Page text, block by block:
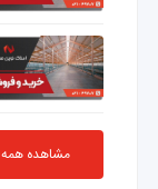
مشاهده همه